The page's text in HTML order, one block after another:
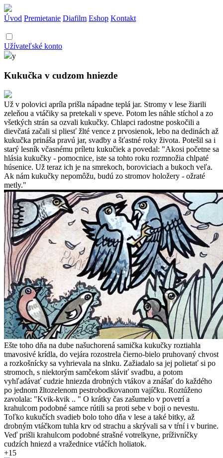
Úvod Premietanie Diafilm Eshop Kontakt
Užívateľské konto
y
Kukučka v cudzom hniezde
Už v polovici apríla prišla nápadne teplá jar. Stromy v lese žiarili
zeleňou a vtáčiky sa pretekali v speve. Potom les náhle stíchol a zo
všetkých strán sa ozvali kukučky. Chlapci radostne poskočili a
dievčatá začali si pliesť žlté vence z prvosienok, lebo na dedinách až
kukučka prináša pravú jar, svadby a šťastné roky života. Potešil sa i
starý lesník včasnému príletu kukučiek a povedal: "Akosi početne sa
hlásia kukučky - pomocnice, iste sa tohto roku rozmnožia chlpaté
húsenice. Už teraz ich je na smrekoch, boroviciach a bukoch veľa.
Ak nám kukučky nepomôžu, budú zo stromov holožery - ožraté
metly."
Ešte toho dňa na dube našuchorená samička kukučky roztiahla
tmavosivé krídla, do vejára rozostrela čierno-bielo pruhovaný chvost
a rozkošnícky sa vyhrievala na slnku. Zažiadalo sa jej polietať si po
stromoch, s niektorým samčekom sláviť svadbu, a potom
vyhľadávať cudzie hniezda drobných vtákov a znášať do každého
po jednom žltozelenom pestrobodkovanom vajíčku. Roztúženo
zavolala: "Kvik-kvik .. " O krátky čas zašumelo v povetrí a
krahulcom podobné samce rútili sa proti sebe v boji o nevestu.
Toľko kukučích svadieb bolo toho dňa v lese a také bitky, až
drobným vtáčkom tuhla krv od strachu a skrývali sa v tŕní i v burine.
Veď prišli krahulcom podobné strašné votrelkyne, príživníčky
cudzích hniezd a vražednice vtáčích holiatok.
+15